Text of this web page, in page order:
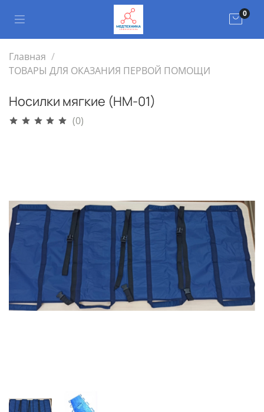
0
Главная
ТОВАРЫ ДЛЯ ОКАЗАНИЯ ПЕРВОЙ ПОМОЩИ
Носилки мягкие (НМ-01)
(0)